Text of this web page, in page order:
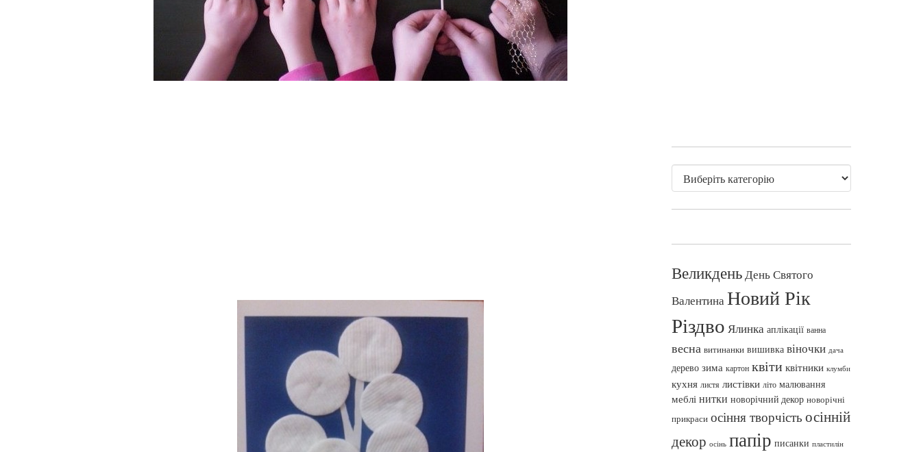
ВеликденьДень Святого
ВалентинаНовий Рік
Різдво Ялинка аплікації ванна
весна витинанки вишивка віночки дача
дерево зима картон квіти квітники клумби
кухня листя листівки літо малювання
меблі нитки новорічний декор новорічні
прикраси осіння творчість осінній
декор осінь папір писанки пластилін